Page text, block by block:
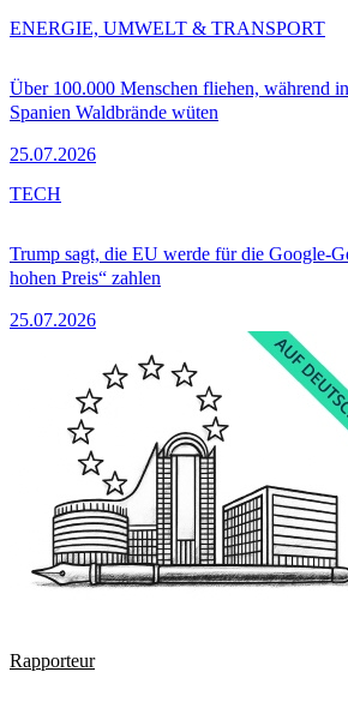
Über 100.000 Menschen fliehen, während
Spanien Waldbrände wüten
25.07.2026
ENERGIE, UMWELT & TRANSPORT
Trump sagt, die EU werde für die Google-
hohen Preis“ zahlen
25.07.2026
TECH
Rapporteur